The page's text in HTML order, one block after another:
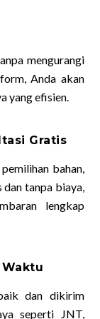
mengurangi
Anda akan
yang efisien.
Gratis
bahan,
tanpa biaya,
lengkap
dan dikirim
seperti JNT,